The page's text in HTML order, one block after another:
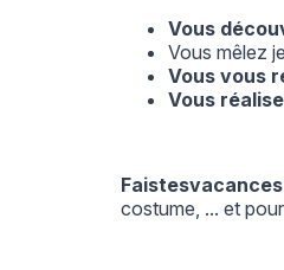
Vous
Vous mêlez
Vous vous
Vous
Faistesvacances
costume, ... et